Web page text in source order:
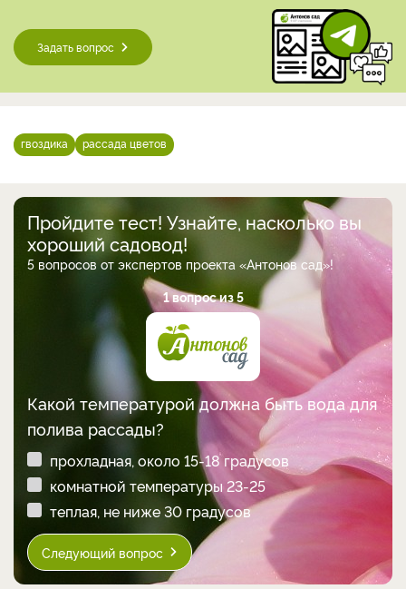
Задать вопрос
гвоздика рассада цветов
Пройдите тест! Узнайте, насколько вы
хороший садовод!
5 вопросов от экспертов проекта «Антонов сад»!
1 вопрос из 5
Какой температурой должна быть вода для
полива рассады?
прохладная, около 15-18 градусов
комнатной температуры 23-25
теплая, не ниже 30 градусов
Следующий вопрос